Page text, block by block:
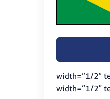
width=”1/2″
width=”1/2″